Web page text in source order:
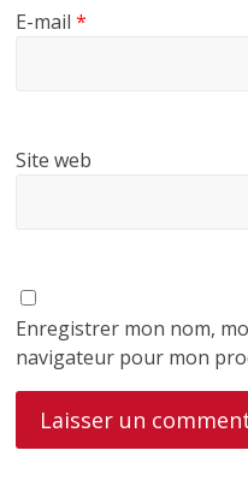
E-mail*
Site web
Enregistrer mon nom,
navigateur pour mon